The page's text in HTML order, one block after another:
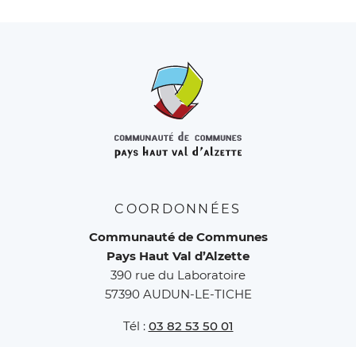
COORDONNÉES
Communauté de Communes
Pays Haut Val d’Alzette
390 rue du Laboratoire
57390 AUDUN-LE-TICHE
Tél : 03 82 53 50 01